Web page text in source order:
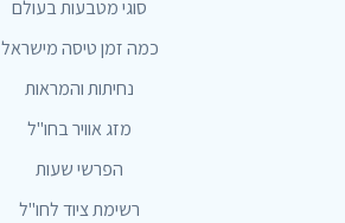
סוגי מטבעות בעולם
כמה זמן טיסה מישראל
נחיתות והמראות
מזג אוויר בחו"ל
הפרשי שעות
רשימת ציוד לחו"ל